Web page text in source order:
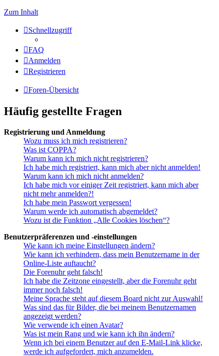
Zum Inhalt
Schnellzugriff
FAQ
Anmelden
Registrieren
Foren-Übersicht
Häufig gestellte Fragen
Registrierung und Anmeldung
Wozu muss ich mich registrieren?
Was ist COPPA?
Warum kann ich mich nicht registrieren?
Ich habe mich registriert, kann mich aber nicht anmelden!
Warum kann ich mich nicht anmelden?
Ich habe mich vor einiger Zeit registriert, kann mich aber
nicht mehr anmelden?!
Ich habe mein Passwort vergessen!
Warum werde ich automatisch abgemeldet?
Wozu ist die Funktion „Alle Cookies löschen“?
Benutzerpräferenzen und -einstellungen
Wie kann ich meine Einstellungen ändern?
Wie kann ich verhindern, dass mein Benutzername in der
Online-Liste auftaucht?
Die Forenuhr geht falsch!
Ich habe die Zeitzone eingestellt, aber die Forenuhr geht
immer noch falsch!
Meine Sprache steht auf diesem Board nicht zur Auswahl!
Was sind das für Bilder, die bei meinem Benutzernamen
angezeigt werden?
Wie verwende ich einen Avatar?
Was ist mein Rang und wie kann ich ihn ändern?
Wenn ich bei einem Benutzer auf den E-Mail-Link klicke,
werde ich aufgefordert, mich anzumelden.